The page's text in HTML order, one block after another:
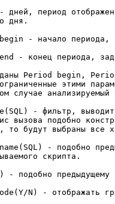
дней, период
дня.
- начало периода,
- конец периода,
Period begin,
этими
случае
- фильтр,
вызова подобно
то будут выбраны все
- подобно
скрипта.
- подобно
N) - отображать